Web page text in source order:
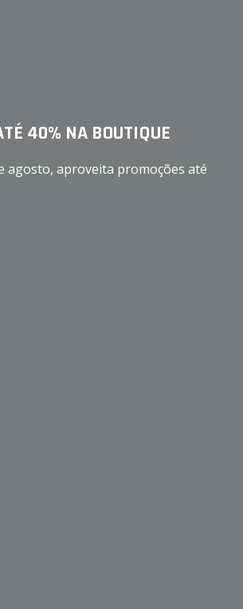
40% NA BOUTIQUE
agosto, aproveita promoções até